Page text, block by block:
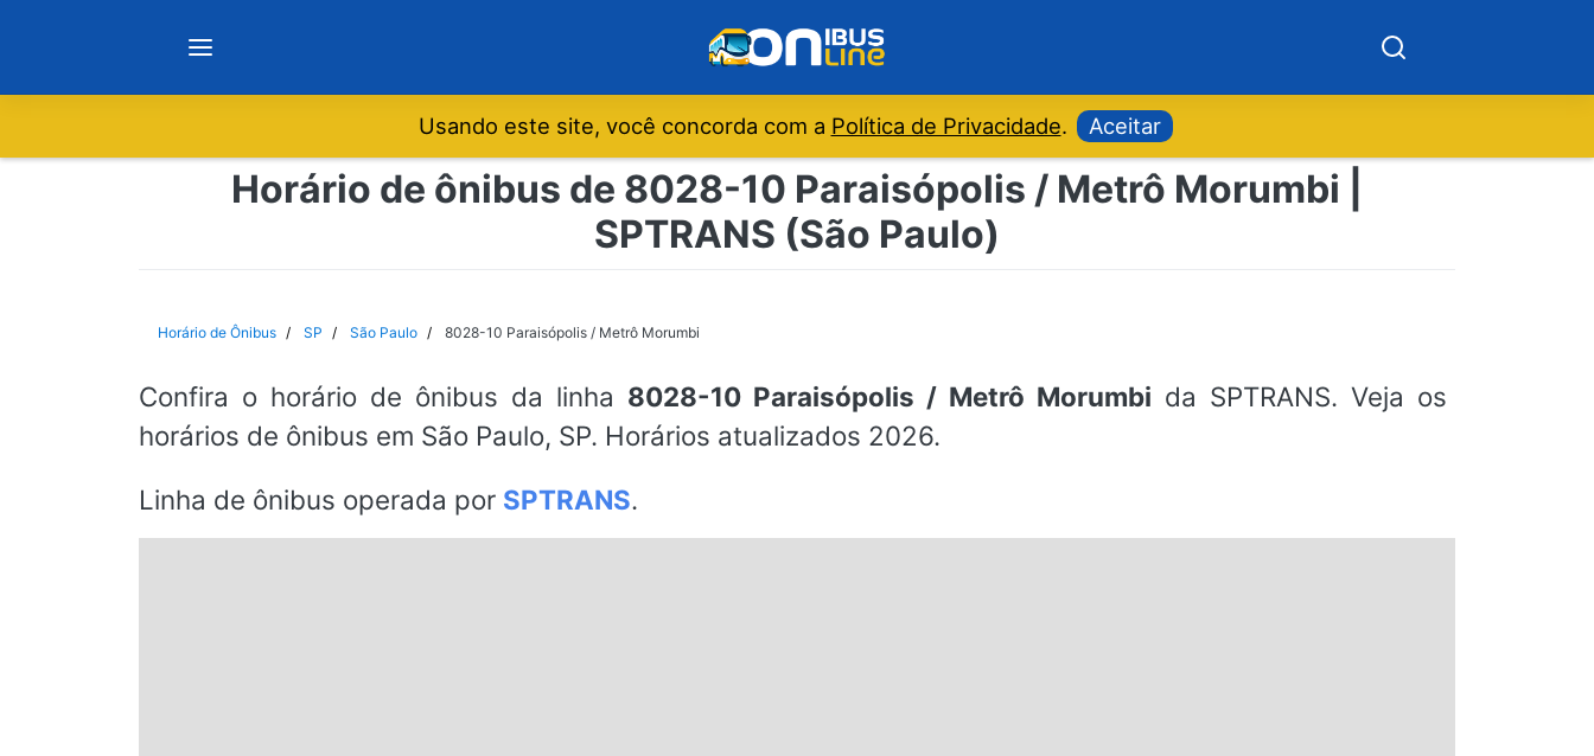
Notícias
São Paulo
Espírito Santo
Usando este site, você concorda com a Política de Privacidade. Aceitar
Horário de ônibus de 8028-10 Paraisópolis / Metrô Morumbi |
SPTRANS (São Paulo)
Horário de Ônibus SP São Paulo 8028-10 Paraisópolis / Metrô Morumbi
Confira o horário de ônibus da linha 8028-10 Paraisópolis / Metrô Morumbi da SPTRANS. Veja os
horários de ônibus em São Paulo, SP. Horários atualizados 2026.
Linha de ônibus operada por SPTRANS.